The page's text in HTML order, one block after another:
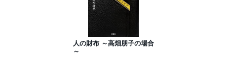
人の財布 ～高畑朋子の場合
～